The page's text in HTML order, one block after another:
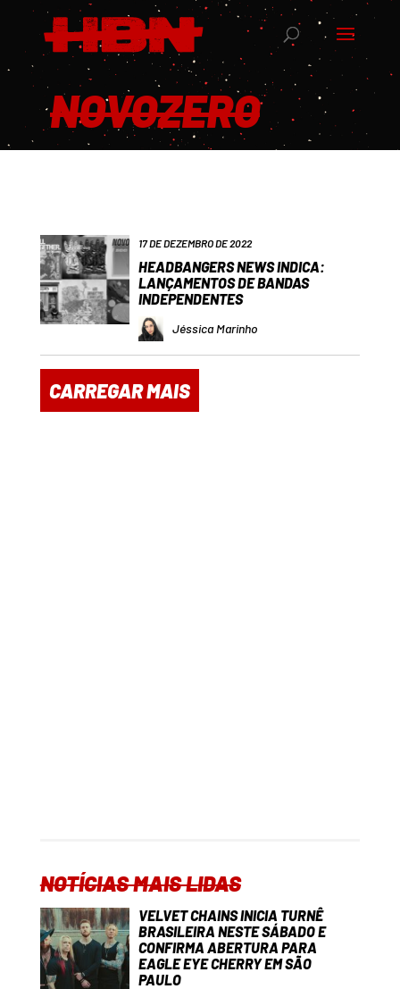
NOVOZERO
17 DE DEZEMBRO DE 2022
HEADBANGERS NEWS INDICA:
LANÇAMENTOS DE BANDAS
INDEPENDENTES
Jéssica Marinho
CARREGAR MAIS
NOTÍCIAS MAIS LIDAS
VELVET CHAINS INICIA TURNÊ
BRASILEIRA NESTE SÁBADO E
CONFIRMA ABERTURA PARA
EAGLE EYE CHERRY EM SÃO
PAULO